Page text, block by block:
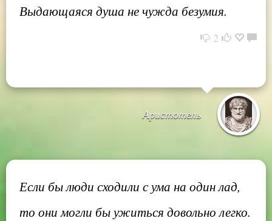
Выдающаяся душа не чужда безумия.
2
Аристотель
Если бы люди сходили с ума на один лад,
то они могли бы ужиться довольно легко.